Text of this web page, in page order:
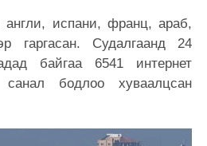
англи, испани, франц, араб,
гаргасан. Судалгаанд 24
байгаа 6541 интернет
санал бодлоо хуваалцсан